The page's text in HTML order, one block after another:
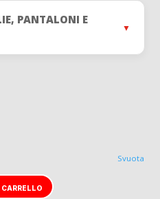
era:
130,00 €.
PANTALONI E
▼
Svuota
carrello